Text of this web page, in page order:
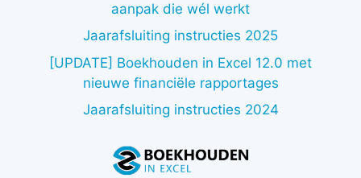
aanpak die wél werkt
Jaarafsluiting instructies 2025
[UPDATE] Boekhouden in Excel 12.0 met
nieuwe financiële rapportages
Jaarafsluiting instructies 2024